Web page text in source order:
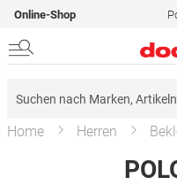
Online-Shop
Home Herren